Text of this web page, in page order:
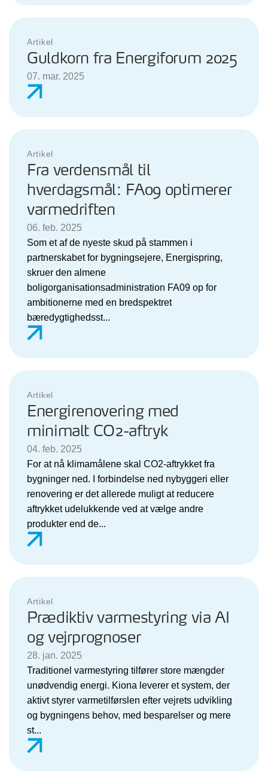
Artikel
Guldkorn fra Energiforum 2025
07. mar. 2025
Artikel
Fra verdensmål til
hverdagsmål: FA09 optimerer
varmedriften
06. feb. 2025
Som et af de nyeste skud på stammen i
partnerskabet for bygningsejere, Energispring,
skruer den almene
boligorganisationsadministration FA09 op for
ambitionerne med en bredspektret
bæredygtighedsst...
Artikel
Energirenovering med
minimalt CO2-aftryk
04. feb. 2025
For at nå klimamålene skal CO2-aftrykket fra
bygninger ned. I forbindelse ned nybyggeri eller
renovering er det allerede muligt at reducere
aftrykket udelukkende ved at vælge andre
produkter end de...
Artikel
Prædiktiv varmestyring via AI
og vejrprognoser
28. jan. 2025
Traditionel varmestyring tilfører store mængder
unødvendig energi. Kiona leverer et system, der
aktivt styrer varmetilførslen efter vejrets udvikling
og bygningens behov, med besparelser og mere
st...